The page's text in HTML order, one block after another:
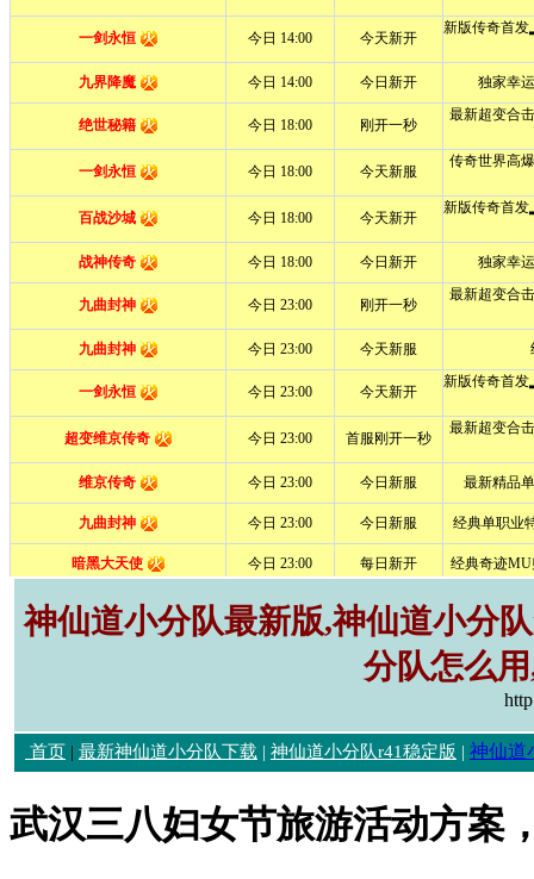
神仙道小分队最新版,神仙道小分
分队怎么
首页 | 最新神仙道小分队下载 | 神仙道小分队r41稳定版 | 神仙道
武汉三八妇女节旅游活动方案